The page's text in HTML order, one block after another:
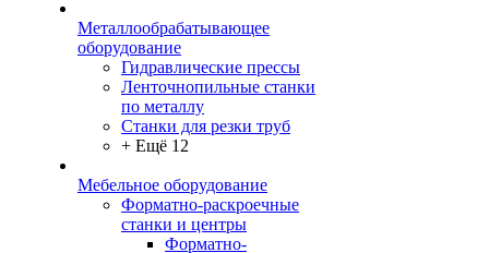
Металлообрабатывающее
оборудование
Гидравлические прессы
Ленточнопильные станки
по металлу
Станки для резки труб
+ Ещё 12
Мебельное оборудование
Форматно-раскроечные
станки и центры
Форматно-